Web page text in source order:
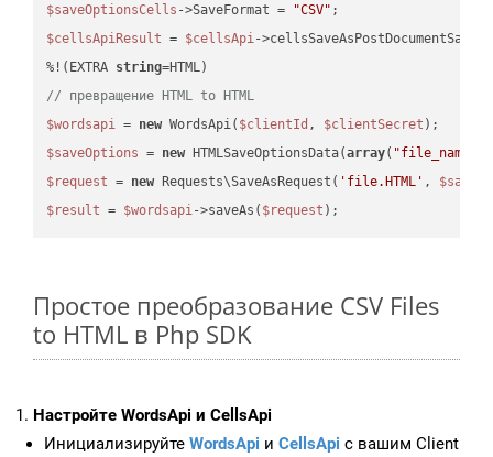
$saveOptionsCells ->SaveFormat = "CSV"
$cellsApiResult = $cellsApi-
%!(EXTRA string
// превращение HTML to HTML
$wordsapi = new WordsApi( $clientId , $clientSecret
$saveOptions = new HTMLSaveOptionsData(array( "file_name"
$request = new Requests\SaveAsRequest( 'file.HTML' ,
$result = $wordsapi->saveAs( $request
Простое преобразование CSV Files
to HTML в Php SDK
Настройте WordsApi и CellsApi
Инициализируйте WordsApi и CellsApi с вашим Client